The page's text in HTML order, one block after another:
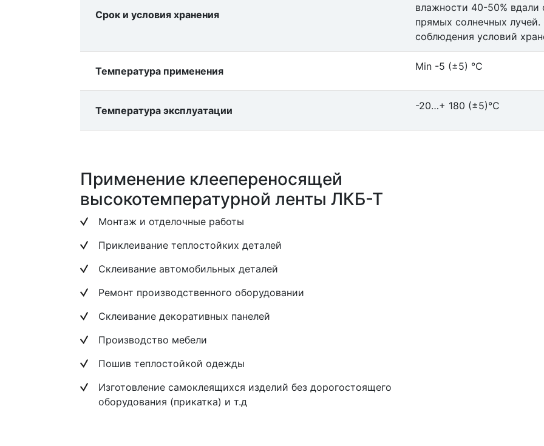
Срок и условия хранения
влажности 40-50% вдали
прямых солнечных
соблюдения условий
Температура применения Min -5 (±5) °С
Температура эксплуатации -20…+ 180 (±5)°С
Применение клеепереносящей
высокотемпературной ленты ЛКБ-Т
Монтаж и отделочные работы
Приклеивание теплостойких деталей
Склеивание автомобильных деталей
Ремонт производственного оборудовании
Склеивание декоративных панелей
Производство мебели
Пошив теплостойкой одежды
Изготовление самоклеящихся изделий без дорогостоящего
оборудования (прикатка) и т.д